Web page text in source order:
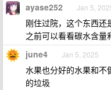
ayase252 Jan 5,
刚住过院，这个东西
之前可以看看碳水含
june4 Jan 5, 2025
水果也分好的水果和不
的垃圾